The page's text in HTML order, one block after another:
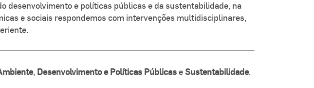
desenvolvimento e políticas públicas e da sustentabilidade, na
e sociais respondemos com intervenções multidisciplinares,
, Desenvolvimento e Políticas PúblicaseSustentabilidade.